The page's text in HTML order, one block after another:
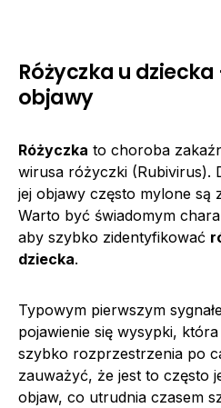
Różyczka u
objawy
Różyczka to choroba
wirusa różyczki (Rubivirus).
jej objawy często mylone są
Warto być świadomym
aby szybko zidentyfikować
dziecka.
Typowym pierwszym
pojawienie się wysypki,
szybko rozprzestrzenia po
zauważyć, że jest to często
objaw, co utrudnia czasem